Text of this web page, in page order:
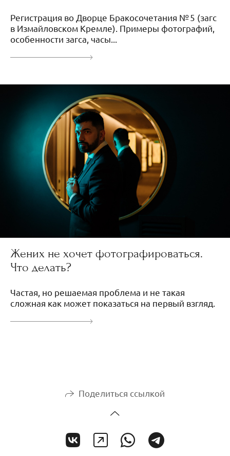
Регистрация во Дворце Бракосочетания № 5 (загс
в Измайловском Кремле). Примеры фотографий,
особенности загса, часы...
Жених не хочет фотографироваться.
Что делать?
Частая, но решаемая проблема и не такая
сложная как может показаться на первый взгляд.
Поделиться ссылкой